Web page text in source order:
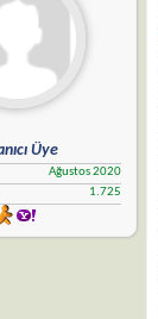
Üye
Ağustos 2020
1.725